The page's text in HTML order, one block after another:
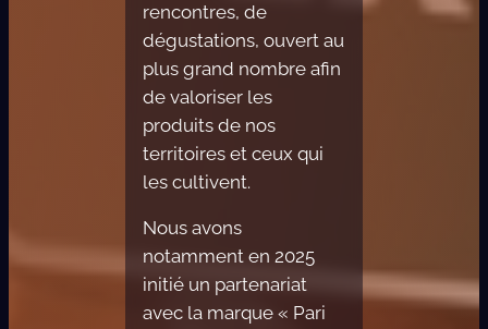
rencontres, de
dégustations, ouvert au
plus grand nombre afin
de valoriser les
produits de nos
territoires et ceux qui
les cultivent.
Nous avons
notamment en 2025
initié un partenariat
avec la marque « Pari